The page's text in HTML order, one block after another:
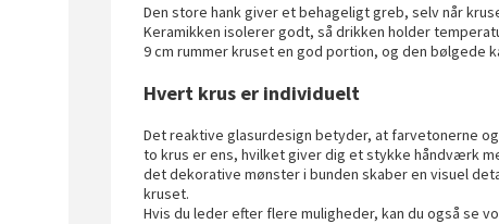
Den store hank giver et behageligt greb, selv når
Keramikken isolerer godt, så drikken holder
9 cm rummer kruset en god portion, og den bølgede
Hvert krus er individuelt
Det reaktive glasurdesign betyder, at farvetonerne
to krus er ens, hvilket giver dig et stykke håndværk
det dekorative mønster i bunden skaber en visuel
kruset.
Hvis du leder efter flere muligheder, kan du også se